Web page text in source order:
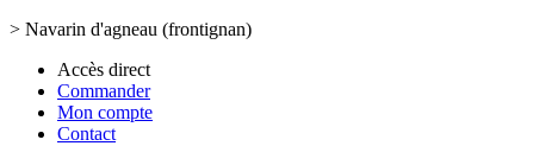
> Navarin d'agneau (frontignan)
Accès direct
Commander
Mon compte
Contact